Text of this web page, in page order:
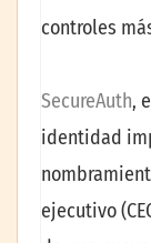
controles
SecureAuth,
identidad
ejecutivo